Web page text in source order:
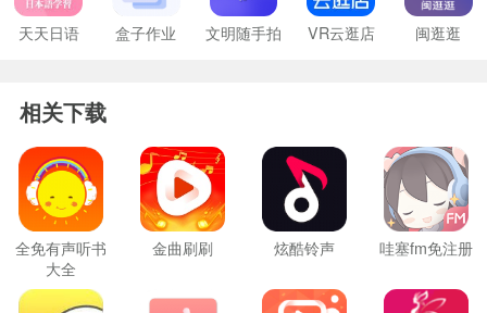
天天日语 盒子作业 文明随手拍 VR云逛店 闽逛逛
相关下载
全免有声听书
大全
金曲刷刷 炫酷铃声 哇塞fm免注册